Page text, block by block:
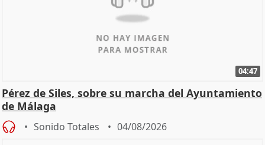
04:47
Pérez de Siles, sobre su marcha del Ayuntamiento
de Málaga
Sonido Totales 04/08/2026